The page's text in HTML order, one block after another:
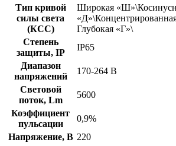
Тип кривой
силы света
(КСС)
Широкая
Глубокая «Г»\
Степень
защиты, IP
IP65
Диапазон
напряжений
170-264 В
Световой
поток, Lm
5600
Коэффициент
пульсации
0,9%
Напряжение, В 220